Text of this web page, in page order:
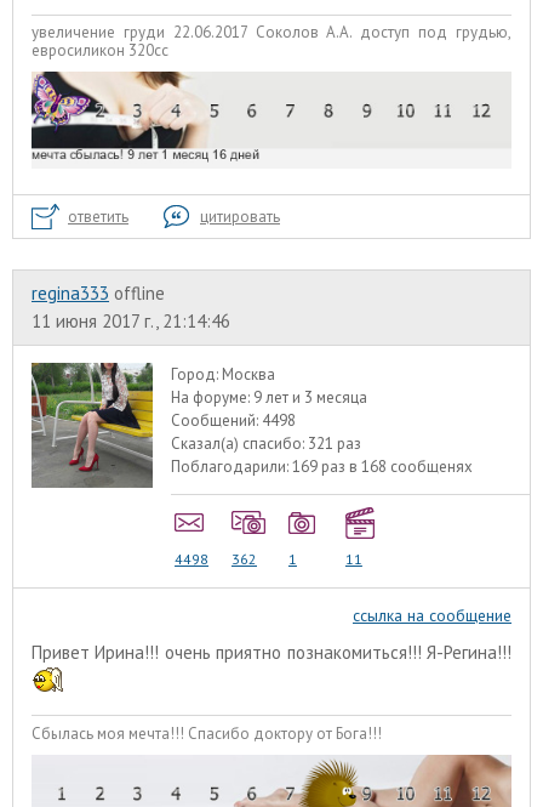
увеличение груди 22.06.2017 Соколов А.А. доступ под грудью,
евросиликон 320сс
ответить цитировать
regina333 offline
11 июня 2017 г., 21:14:46
Город: Москва
На форуме: 9 лет и 3 месяца
Сообщений: 4498
Сказал(а) спасибо: 321 раз
Поблагодарили:169 раз в 168 сообщенях
4498 362 1 11
ссылка на сообщение
Привет Ирина!!! очень приятно познакомиться!!! Я-Регина!!!
Сбылась моя мечта!!! Спасибо доктору от Бога!!!